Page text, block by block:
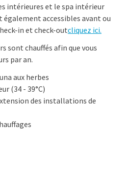
intérieures et le spa intérieur
accessibles avant ou
in et check-outcliquez ici.
sont chauffés afin que vous
par an.
aux herbes
(34 - 39°C)
des installations de